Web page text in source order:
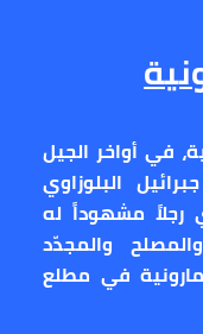
في أواخر الجيل
البلوزاوي
رجلاً مشهوداً له
والمجدّد
في مطلع